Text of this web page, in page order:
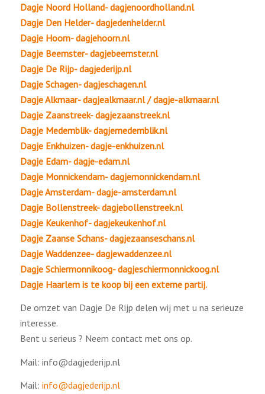
Dagje Noord Holland- dagjenoordholland.nl
Dagje Den Helder- dagjedenhelder.nl
Dagje Hoorn- dagjehoorn.nl
Dagje Beemster- dagjebeemster.nl
Dagje De Rijp- dagjederijp.nl
Dagje Schagen- dagjeschagen.nl
Dagje Alkmaar- dagjealkmaar.nl / dagje-alkmaar.nl
Dagje Zaanstreek- dagjezaanstreek.nl
Dagje Medemblik- dagjemedemblik.nl
Dagje Enkhuizen- dagje-enkhuizen.nl
Dagje Edam- dagje-edam.nl
Dagje Monnickendam- dagjemonnickendam.nl
Dagje Amsterdam- dagje-amsterdam.nl
Dagje Bollenstreek- dagjebollenstreek.nl
Dagje Keukenhof- dagjekeukenhof.nl
Dagje Zaanse Schans- dagjezaanseschans.nl
Dagje Waddenzee- dagjewaddenzee.nl
Dagje Schiermonnikoog- dagjeschiermonnickoog.nl
Dagje Haarlem is te koop bij een externe partij.
De omzet van Dagje De Rijp delen wij met u na serieuze
interesse.
Bent u serieus ? Neem contact met ons op.
Mail: info@dagjederijp.nl
Mail: info@dagjederijp.nl